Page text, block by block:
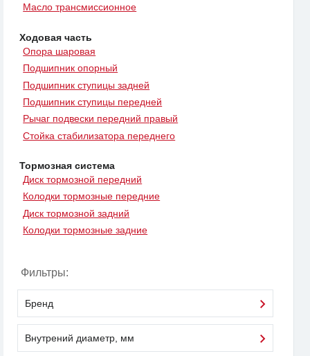
Масло трансмиссионное
Ходовая часть
Опора шаровая
Подшипник опорный
Подшипник ступицы задней
Подшипник ступицы передней
Рычаг подвески передний правый
Стойка стабилизатора переднего
Тормозная система
Диск тормозной передний
Колодки тормозные передние
Диск тормозной задний
Колодки тормозные задние
Фильтры:
Бренд
Внутрений диаметр, мм